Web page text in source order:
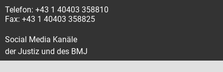
Telefon: +43 1 40403 358810
Fax: +43 1 40403 358825
Social Media Kanäle
der Justiz und des BMJ